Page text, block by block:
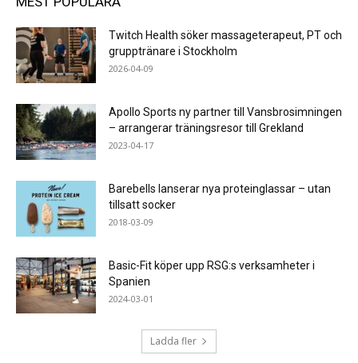
Twitch Health söker massageterapeut, PT och
grupptränare i Stockholm
2026-04-09
Apollo Sports ny partner till Vansbrosimningen
– arrangerar träningsresor till Grekland
2023-04-17
Barebells lanserar nya proteinglassar – utan
tillsatt socker
2018-03-09
Basic-Fit köper upp RSG:s verksamheter i
Spanien
2024-03-01
Ladda fler